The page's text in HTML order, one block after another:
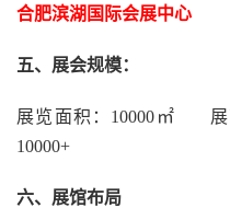
合肥滨湖国际会展中心
五、展会规模：
展览面积：10000㎡
10000+
六、展馆布局